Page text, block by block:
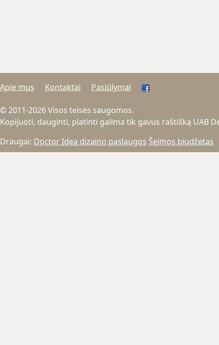
Apie mus Kontaktai Pasiūlymai
© 2011-2026 Visos teisės saugomos.
Kopijuoti, dauginti, platinti galima tik gavus raštišką UAB
Draugai: Doctor Idea dizaino paslaugos Šeimos biudžetas